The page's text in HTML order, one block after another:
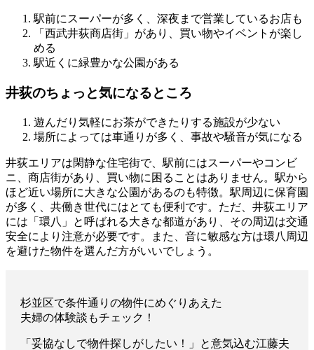
駅前にスーパーが多く、深夜まで営業しているお店も
「西武井荻商店街」があり、買い物やイベントが楽し
める
駅近くに緑豊かな公園がある
井荻のちょっと気になるところ
遊んだり気軽にお茶ができたりする施設が少ない
場所によっては車通りが多く、事故や騒音が気になる
井荻エリアは閑静な住宅街で、駅前にはスーパーやコンビ
ニ、商店街があり、買い物に困ることはありません。駅から
ほど近い場所に大きな公園があるのも特徴。 駅周辺に保育園
が多く、共働き世代にはとても便利 です。ただ、井荻エリア
には「環八」と呼ばれる大きな都道があり、その周辺は交通
安全により注意が必要です。また、音に敏感な方は環八周辺
を避けた物件を選んだ方がいいでしょう。
杉並区で条件通りの物件にめぐりあえた
夫婦の体験談もチェック！
「 妥協なしで物件探しがしたい！
」と意気込む江藤夫